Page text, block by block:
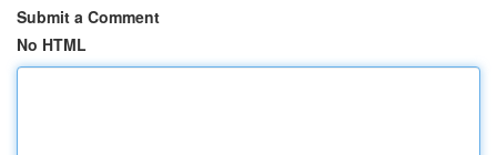
Submit a Comment
No HTML